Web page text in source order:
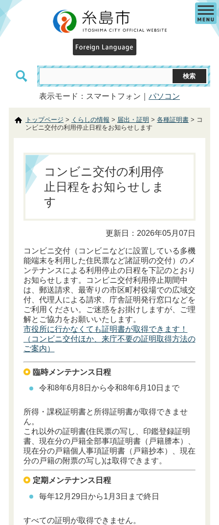
表示モード：スマートフォン｜ パソコン
トップページ > くらしの情報 > 届出・証明 > 各種証明書> コ
ンビニ交付の利用停止日程をお知らせします
コンビニ交付の利用停
止日程をお知らせしま
す
更新日：2026年05月07日
コンビニ交付（コンビニなどに設置している多機
能端末を利用した住民票など諸証明の交付）のメ
ンテナンスによる利用停止の日程を下記のとおり
お知らせします。
コンビニ交付利用停止期間中
は、郵送請求、最寄りの市区町村役場での広域交
付、代理人による請求、庁舎証明発行窓口などを
ご利用ください。ご迷惑をお掛けしますが、ご理
解とご協力をお願いいたします。
市役所に行かなくても証明書が取得できます！
（コンビニ交付ほか、来庁不要の証明取得方法の
ご案内）
臨時メンテナンス日程
令和8年6月8日から令和8年6月10日まで
所得・課税証明書と所得証明書が取得できませ
ん。
これ以外の証明書(住民票の写し、印鑑登録証明
書、現在分の戸籍全部事項証明書（戸籍謄本）、
現在分の戸籍個人事項証明書（戸籍抄本）、現在
分の戸籍の附票の写し)は取得できます。
定期メンテナンス日程
毎年12月29日から1月3日まで終日
すべての証明が取得できません。